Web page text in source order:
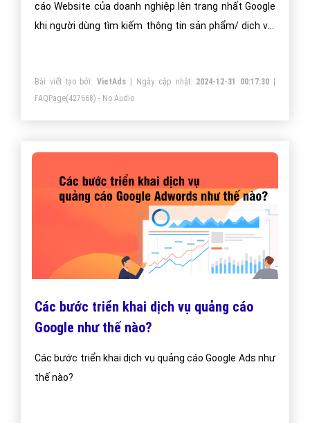
cáo Website của doanh nghiệp lên trang nhất Google
khi người dùng tìm kiếm thông tin sản phẩm/ dịch vụ.
cáo của mình!
Bài viết tạo bởi:VietAds | Ngày cập nhật: 2024-12-31 00:17:30
FAQPage(427668) - No Audio
Các bước triển khai dịch vụ quảng cáo
Google như thế nào?
Các bước triển khai dịch vụ quảng cáo Google Ads như
thế nào?